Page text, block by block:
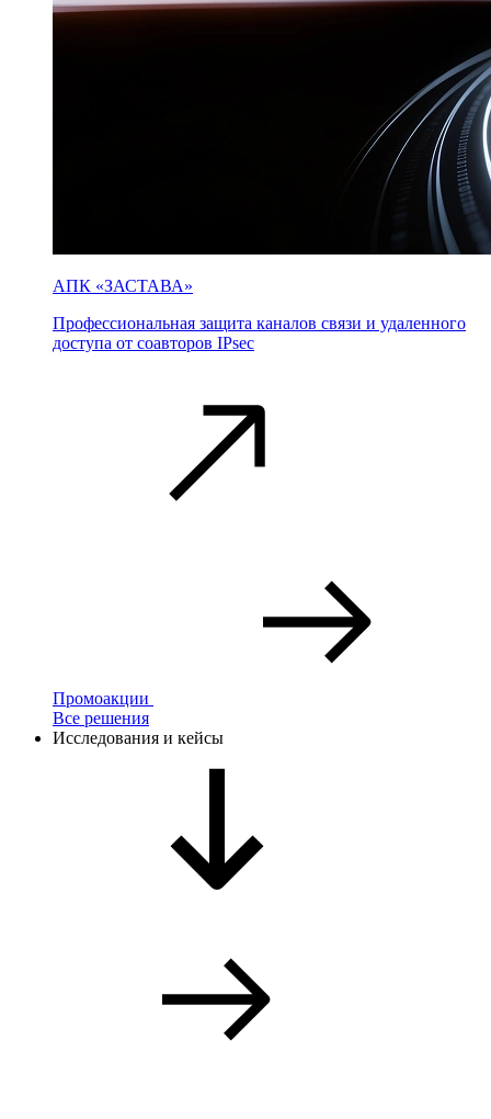
АПК «ЗАСТАВА»
Профессиональная защита каналов связи и удаленного
доступа от соавторов IPsec
Промоакции
Все решения
Исследования и кейсы